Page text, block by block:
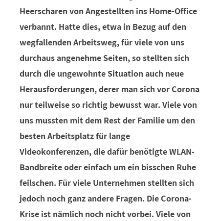
Heerscharen von Angestellten ins Home-Office
verbannt. Hatte dies, etwa in Bezug auf den
wegfallenden Arbeitsweg, für viele von uns
durchaus angenehme Seiten, so stellten sich
durch die ungewohnte Situation auch neue
Herausforderungen, derer man sich vor Corona
nur teilweise so richtig bewusst war. Viele von
uns mussten mit dem Rest der Familie um den
besten Arbeitsplatz für lange
Videokonferenzen, die dafür benötigte WLAN-
Bandbreite oder einfach um ein bisschen Ruhe
feilschen. Für viele Unternehmen stellten sich
jedoch noch ganz andere Fragen. Die Corona-
Krise ist nämlich noch nicht vorbei. Viele von